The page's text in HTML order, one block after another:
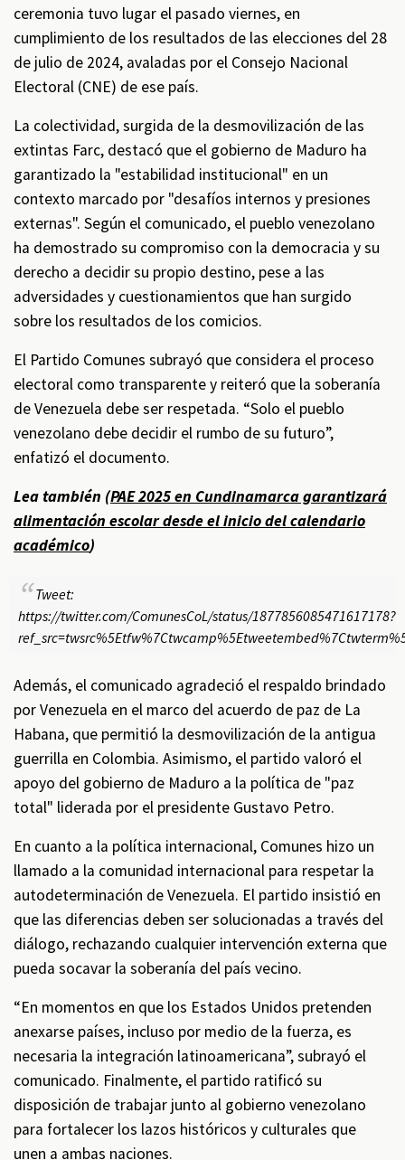
ceremonia tuvo lugar el pasado viernes, en
cumplimiento de los resultados de las elecciones del 28
de julio de 2024, avaladas por el Consejo Nacional
Electoral (CNE) de ese país.
La colectividad, surgida de la desmovilización de las
extintas Farc, destacó que el gobierno de Maduro ha
garantizado la "estabilidad institucional" en un
contexto marcado por "desafíos internos y presiones
externas". Según el comunicado, el pueblo venezolano
ha demostrado su compromiso con la democracia y su
derecho a decidir su propio destino, pese a las
adversidades y cuestionamientos que han surgido
sobre los resultados de los comicios.
El Partido Comunes subrayó que considera el proceso
electoral como transparente y reiteró que la soberanía
de Venezuela debe ser respetada. “Solo el pueblo
venezolano debe decidir el rumbo de su futuro”,
enfatizó el documento.
Lea también (PAE 2025 en Cundinamarca garantizará
alimentación escolar desde el inicio del calendario
académico)
Tweet:
https://twitter.com/ComunesCoL/status/1877856085471617178?
Además, el comunicado agradeció el respaldo brindado
por Venezuela en el marco del acuerdo de paz de La
Habana, que permitió la desmovilización de la antigua
guerrilla en Colombia. Asimismo, el partido valoró el
apoyo del gobierno de Maduro a la política de "paz
total" liderada por el presidente Gustavo Petro.
En cuanto a la política internacional, Comunes hizo un
llamado a la comunidad internacional para respetar la
autodeterminación de Venezuela. El partido insistió en
que las diferencias deben ser solucionadas a través del
diálogo, rechazando cualquier intervención externa que
pueda socavar la soberanía del país vecino.
“En momentos en que los Estados Unidos pretenden
anexarse países, incluso por medio de la fuerza, es
necesaria la integración latinoamericana”, subrayó el
comunicado. Finalmente, el partido ratificó su
disposición de trabajar junto al gobierno venezolano
para fortalecer los lazos históricos y culturales que
unen a ambas naciones.